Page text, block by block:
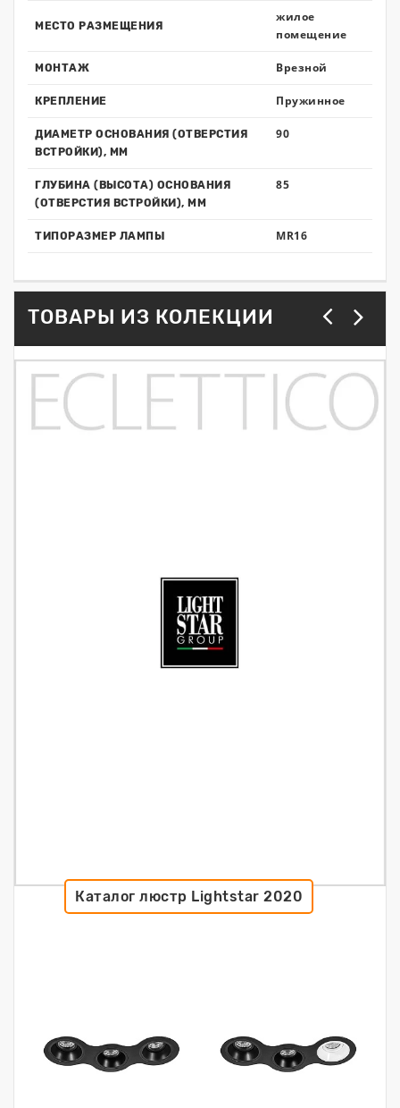
МЕСТО РАЗМЕЩЕНИЯ
жилое
помещение
МОНТАЖ Врезной
КРЕПЛЕНИЕ Пружинное
ДИАМЕТР ОСНОВАНИЯ (ОТВЕРСТИЯ
ВСТРОЙКИ), ММ
90
ГЛУБИНА (ВЫСОТА) ОСНОВАНИЯ
(ОТВЕРСТИЯ ВСТРОЙКИ), ММ
85
ТИПОРАЗМЕР ЛАМПЫ MR16
ТОВАРЫ ИЗ КОЛЕКЦИИ
Каталог люстр Lightstar 2020